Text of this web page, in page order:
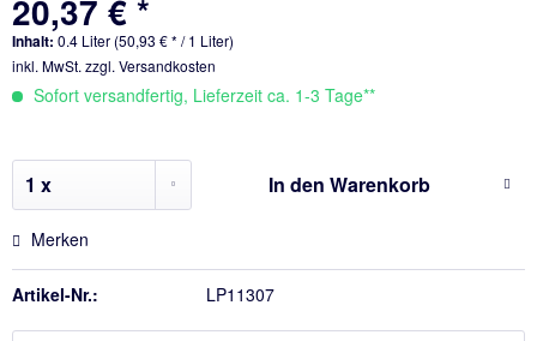
20,37 € *
Inhalt: 0.4 Liter (50,93 € * / 1 Liter)
inkl. MwSt. zzgl. Versandkosten
Sofort versandfertig, Lieferzeit ca. 1-3 Tage**
In den Warenkorb
Merken
Artikel-Nr.: LP11307